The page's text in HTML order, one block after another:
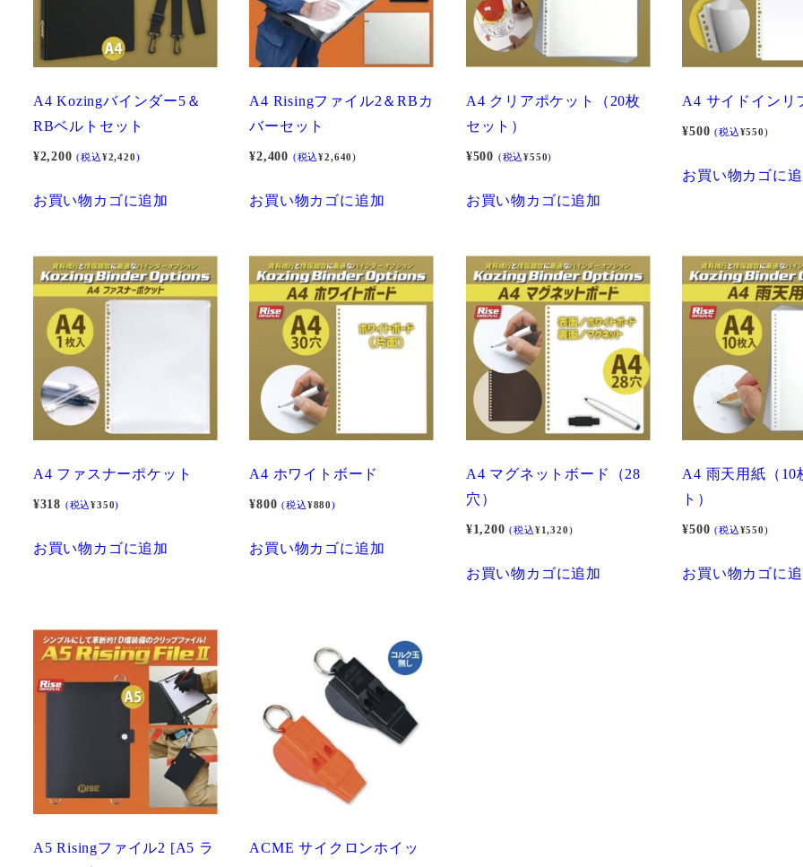
A4 Kozingバインダー5＆
RBベルトセット
¥2,200 (税込¥2,420)
お買い物カゴに追加
A4 Risingファイル2＆RBカ
バーセット
¥2,400 (税込¥2,640)
お買い物カゴに追加
A4 クリアポケット（20枚
セット）
¥500 (税込¥550)
お買い物カゴに追加
A4 サイドインリ
¥500 (税込¥550)
お買い物カゴに
A4 ファスナーポケット
¥318 (税込¥350)
お買い物カゴに追加
A4 ホワイトボード
¥800 (税込¥880)
お買い物カゴに追加
A4 マグネットボード（28
穴）
¥1,200 (税込¥1,320)
お買い物カゴに追加
A4 雨天用紙（10
ト）
¥500 (税込¥550)
お買い物カゴに
A5 Risingファイル2 [A5 ラ
ACME サイクロンホイッ